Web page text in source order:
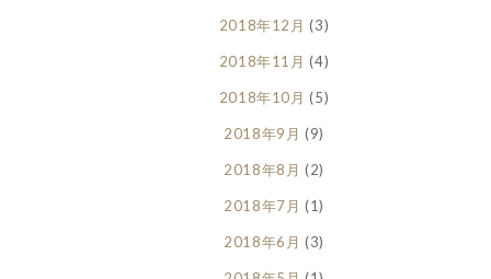
2018年12月 (3)
2018年11月 (4)
2018年10月 (5)
2018年9月 (9)
2018年8月 (2)
2018年7月 (1)
2018年6月 (3)